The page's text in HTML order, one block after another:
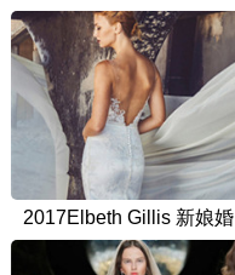
国婚纱
2017Elbeth Gillis 新娘婚
纱礼服